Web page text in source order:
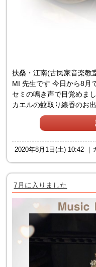
扶桑・江南(古民家音楽教
MI 先生です 今日から8月
セミの鳴き声で目覚めま
カエルの蚊取り線香のお
2020年8月1日(土) 10:42 ｜
7月に入りました